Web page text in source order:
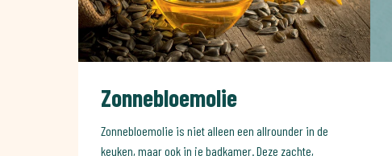
Zonnebloemolie
Zonnebloemolie is niet alleen een allrounder in de
keuken, maar ook in je badkamer. Deze zachte,